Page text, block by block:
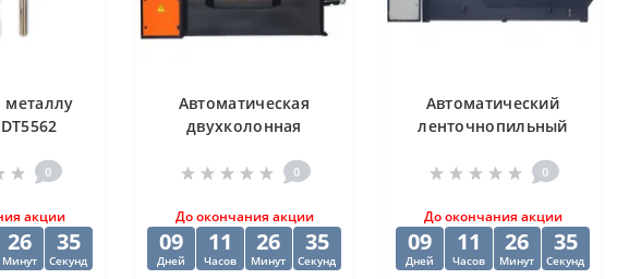
металлу
0
акции
26
Минут
34
Секунд
Автоматическая
двухколонная
DISPA MAKINA D-O
0
До окончания акции
09
Дней
11
Часов
26
Минут
34
Секунд
Автоматический
ленточнопильный
500SA
0
До окончания акции
09
Дней
11
Часов
26
Минут
34
Секунд